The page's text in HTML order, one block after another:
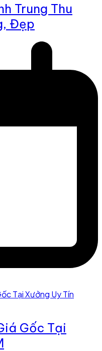
Trung Thu
Đẹp
Gốc Tại